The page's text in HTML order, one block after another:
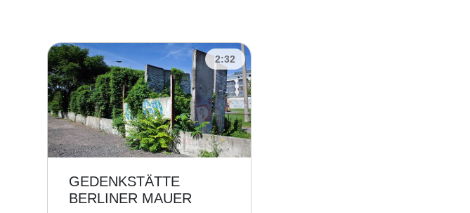
2:32
GEDENKSTÄTTE
BERLINER MAUER